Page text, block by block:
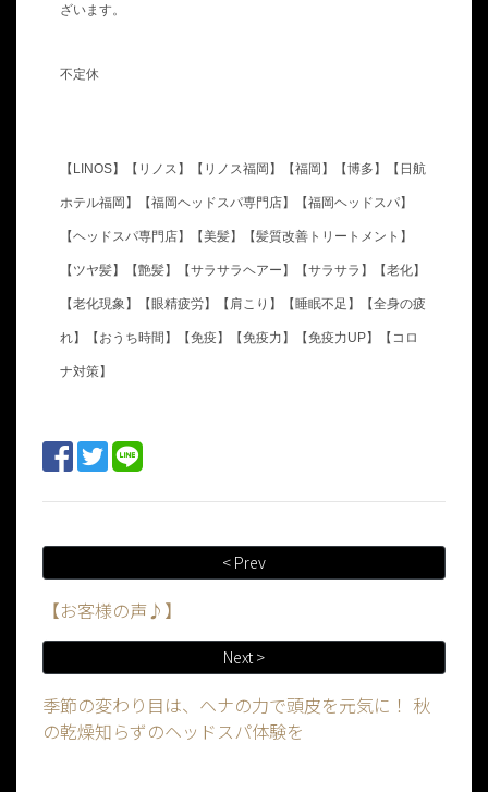
ざいます。
不定休
【LINOS】【リノス】【リノス福岡】【福岡】【博多】【日航
ホテル福岡】【福岡ヘッドスパ専門店】【福岡ヘッドスパ】
【ヘッドスパ専門店】【美髪】【髪質改善トリートメント】
【ツヤ髪】【艶髪】【サラサラヘアー】【サラサラ】【老化】
【老化現象】【眼精疲労】【肩こり】【睡眠不足】【全身の疲
れ】【おうち時間】【免疫】【免疫力】【免疫力UP】【コロ
ナ対策】
< Prev
【お客様の声♪】
Next >
季節の変わり目は、ヘナの力で頭皮を元気に！ 秋
の乾燥知らずのヘッドスパ体験を